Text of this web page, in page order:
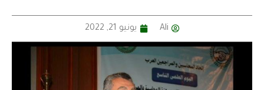
Ali يونيو 21, 2022